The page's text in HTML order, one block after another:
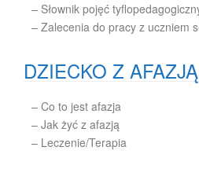
– Słownik pojęć
– Zalecenia do pracy z uczniem
DZIECKO Z AFAZJĄ
– Co to jest afazja
– Jak żyć z afazją
– Leczenie/Terapia